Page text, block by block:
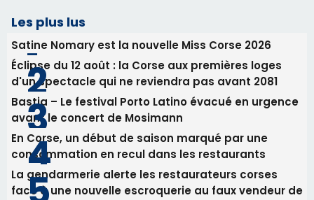
face à une nouvelle escroquerie au faux vendeur de
vin
Newsletter
Inscrivez-vous à la newsletter de CNI et recevez par
email les infos les plus importantes et une sélection de
nos meilleurs articles